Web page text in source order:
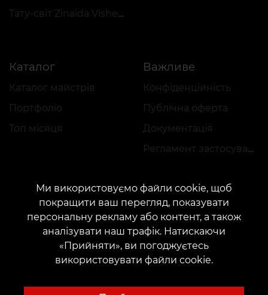
Тату-світ Zinaida Vishenka
Каталог
Каталог майстрів
Портфоліо
Топ місяця
Важливе
Конфіденційність
Публічна оферта
Документація
Регламент застосування акцій
КОНТАКТИ
Зв'яжіться з нами:customers@vean-tattoo.com
Співпраця: marketing.veantattoo@gmail.com
Скарги та пропозиції:complaints@vean-tattoo.com
Ми використовуємо файли cookie, щоб
покращити ваш перегляд, показувати
персональну рекламу або контент, а також
аналізувати наш трафік. Натискаючи
«Прийняти», ви погоджуєтесь
використовувати файли cookie.